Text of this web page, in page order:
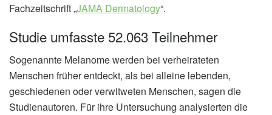
Fachzeitschrift „JAMA Dermatology“.
Studie umfasste 52.063 Teilnehmer
Sogenannte Melanome werden bei verheirateten
Menschen früher entdeckt, als bei alleine lebenden,
geschiedenen oder verwitweten Menschen, sagen die
Studienautoren. Für ihre Untersuchung analysierten die